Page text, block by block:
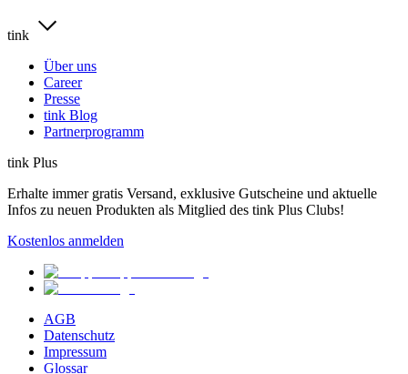
tink
Über uns
Career
Presse
tink Blog
Partnerprogramm
tink Plus
Erhalte immer gratis Versand, exklusive Gutscheine und aktuelle
Infos zu neuen Produkten als Mitglied des tink Plus Clubs!
Kostenlos anmelden
AGB
Datenschutz
Impressum
Glossar